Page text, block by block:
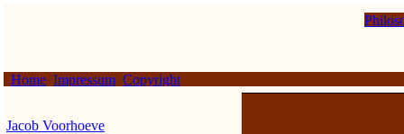
Home Impressum Copyright
Jacob Voorhoeve